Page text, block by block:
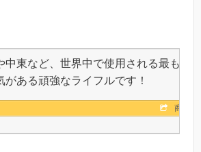
中東など、世界中で使用される最も生
がある頑強なライフルです！
商品詳